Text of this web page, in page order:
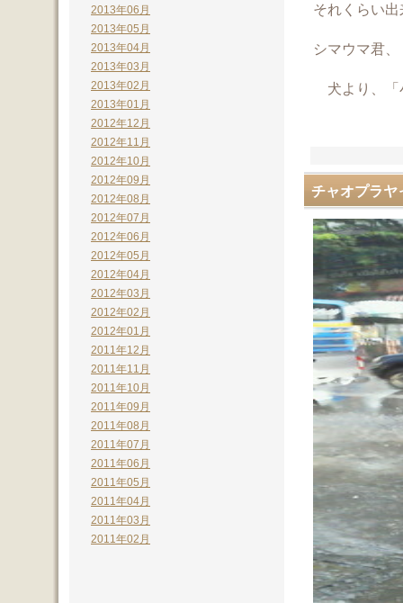
それくらい
シマウマ君
犬より、「
チャオプラヤ
2013年06月
2013年05月
2013年04月
2013年03月
2013年02月
2013年01月
2012年12月
2012年11月
2012年10月
2012年09月
2012年08月
2012年07月
2012年06月
2012年05月
2012年04月
2012年03月
2012年02月
2012年01月
2011年12月
2011年11月
2011年10月
2011年09月
2011年08月
2011年07月
2011年06月
2011年05月
2011年04月
2011年03月
2011年02月